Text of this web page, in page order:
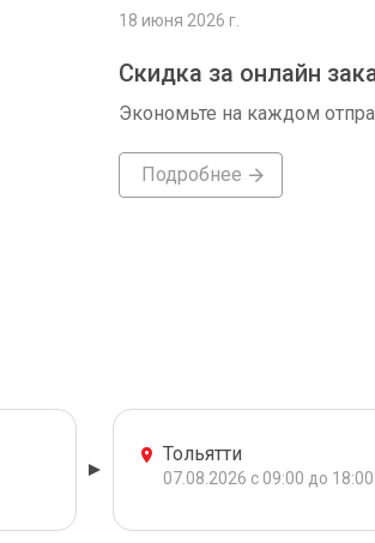
18 июня 2026 г.
Скидка за онлайн
Экономьте на каждом
Подробнее
Тольятти
07.08.2026 с 09:00 до 18:00